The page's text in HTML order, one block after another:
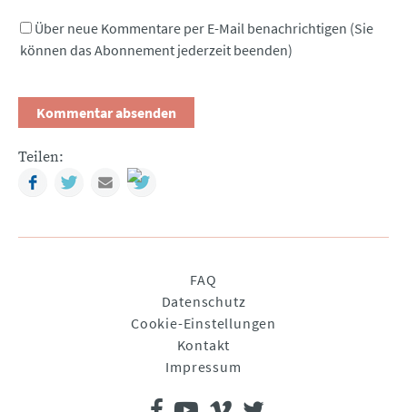
Über neue Kommentare per E-Mail benachrichtigen (Sie
können das Abonnement jederzeit beenden)
Teilen:
FacebookTwitterMail
FAQ
Datenschutz
Cookie-Einstellungen
Kontakt
Impressum